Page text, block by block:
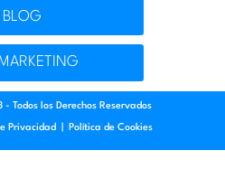
BLOG
Todos los Derechos Reservados
Privacidad Política de Cookies